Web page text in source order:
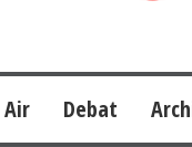
Air Debat